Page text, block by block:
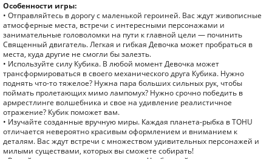
Особенности игры:
• Отправляйтесь в дорогу с маленькой героиней. Вас ждут живописные
атмосферные места, встречи с интересными персонажами и
занимательные головоломки на пути к главной цели — починить
Священный двигатель. Легкая и гибкая Девочка может пробраться в
места, куда другие не смогли бы залезть.
• Используйте силу Кубика. В любой момент Девочка может
трансформироваться в своего механического друга Кубика. Нужно
поднять что-то тяжелое? Нужна пара больших сильных рук, чтобы
поймать пролетающих мимо лампомух? Нужно срочно победить в
армрестлинге волшебника и свое на удивление реалистичное
отражение? Кубик поможет вам.
• Изучайте созданные вручную миры. Каждая планета-рыбка в TOHU
отличается невероятно красивым оформлением и вниманием к
деталям. Вас ждут встречи с множеством удивительных персонажей и
милыми существами, которых вы сможете собирать!